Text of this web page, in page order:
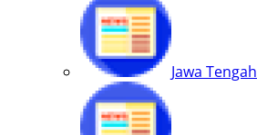
Jawa Tengah